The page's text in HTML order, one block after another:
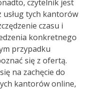
czytelnik jest
usług tych kantorów
czasu i
konkretnego
przypadku
się z ofertą.
na zachęcie do
kantorów online,